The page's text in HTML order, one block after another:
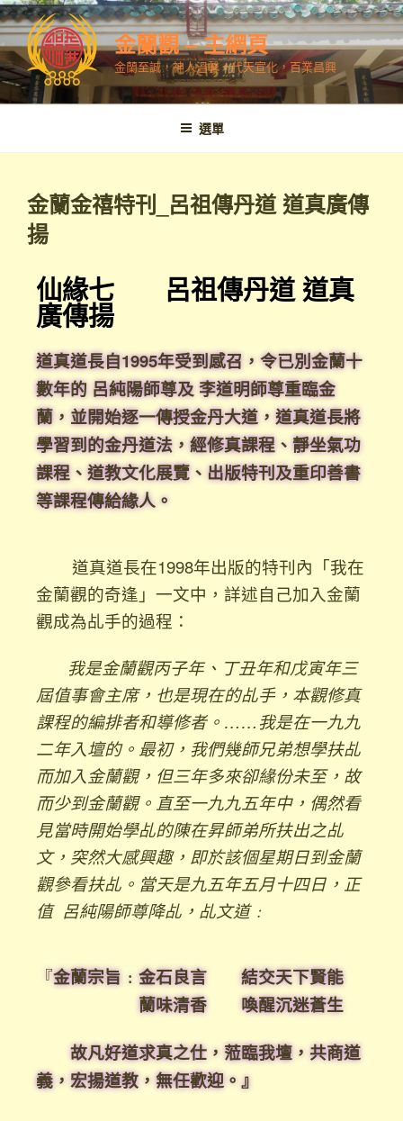
金蘭觀 – 主網頁
金蘭至誠，神人溫馨，代天宣化，百業昌興
選單
金蘭金禧特刊_呂祖傳丹道 道真廣傳
揚
仙緣七 呂祖傳丹道 道真
廣傳揚
道真道長自1995年受到感召，令已別金蘭十
數年的呂純陽師尊及李道明師尊重臨金
蘭，並開始逐一傳授金丹大道，道真道長將
學習到的金丹道法，經修真課程、靜坐氣功
課程、道教文化展覽、 出版特刊及重印善書
等課程傳給緣人。
道真道長在1998年出版的特刊內「我在
金蘭觀的奇逢」一文中，詳述自己加入金蘭
觀成為乩手的過程：
我是金蘭觀丙子年、丁丑年和戊寅年三
屆值事會主席，也是現在的乩手，本觀修真
課程的編排者和導修者。……我是在一九九
二年入壇的。最初，我們幾師兄弟想學扶乩
而加入金蘭觀，但三年多來卻緣份未至，故
而少到金蘭觀。直至一九九五年中，偶然看
見當時開始學乩的陳在昇師弟所扶出之乩
文，突然大感興趣，即於該個星期日到金蘭
觀參看扶乩。當天是九五年五月十四日，正
值 呂純陽師尊降乩，乩文道﹕
『金蘭宗旨﹕金石良言 結交天下賢能
蘭味清香 喚醒沉迷蒼生
故凡好道求真之仕，蒞臨我壇，共商道
義，宏揚道教，無任歡迎。』